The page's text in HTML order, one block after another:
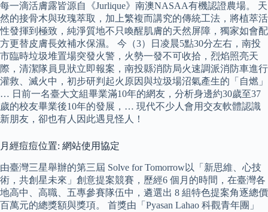
每一滴活膚露皆源自《Jurlique》南澳NASAA有機認證農場。 天
然的接骨木與玫瑰萃取，加上繁複而講究的傳統工法，將植萃活
性發揮到極致，純淨質地不只喚醒肌膚的天然屏障，獨家如會配
方更替皮膚長效補水保濕。 今（3）日凌晨5點30分左右，南投
市臨時垃圾堆置場突發火警，火勢一發不可收拾，烈焰照亮天
際，清潔隊員見狀立即報案，南投縣消防局火速調派消防車進行
灌救、滅火中，初步研判起火原因與垃圾場沼氣產生的「自燃」
… 日前一名臺大文組畢業滿10年的網友，分析身邊約30歲至37
歲的校友畢業後10年的發展，… 現代不少人會用交友軟體認識
新朋友，卻也有人因此遇見怪人！
月經痘痘位置: 網站使用協定
由臺灣三星舉辦的第三屆 Solve for Tomorrow以「新思維、心技
術，共創星未來」創意提案競賽，歷經6 個月的時間，在臺灣各
地高中、高職、五專參賽隊伍中，遴選出 8 組特色提案角逐總價
百萬元的總獎額與獎項。 首獎由「Pyasan Lahao 科觀青年團」